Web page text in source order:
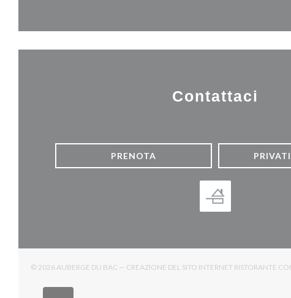
Contattaci
PRENOTA
© 2026 AUBERGE DU BAC — CREAZIONE DEL SITO INTERNET RISTORANTE